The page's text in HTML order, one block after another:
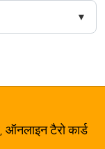
टैरो कार्ड